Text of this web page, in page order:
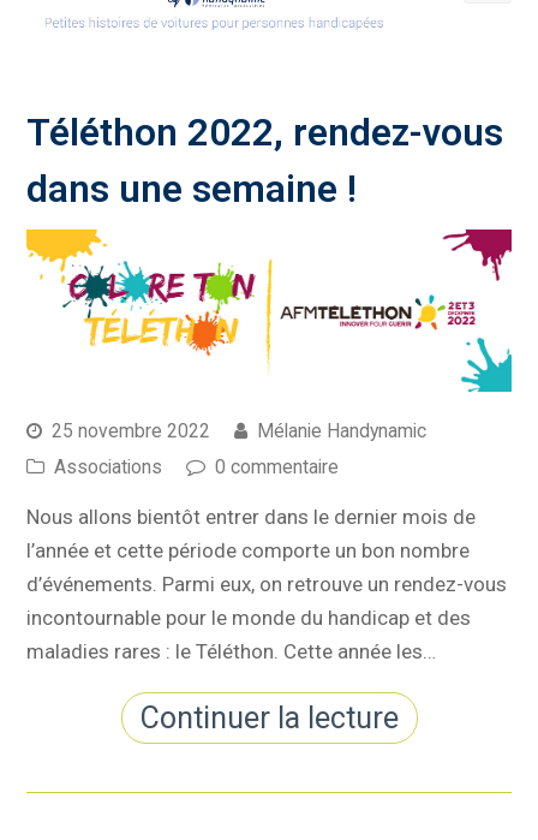
Téléthon 2022, rendez-vous
dans une semaine !
25 novembre 2022
Mélanie Handynamic
Associations
0 commentaire
Nous allons bientôt entrer dans le dernier mois de
l’année et cette période comporte un bon nombre
d’événements. Parmi eux, on retrouve un rendez-vous
incontournable pour le monde du handicap et des
maladies rares : le Téléthon. Cette année les…
Continuer la lecture